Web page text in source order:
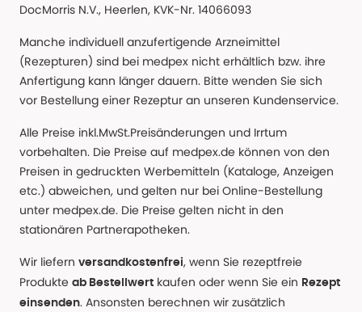
DocMorris N.V., Heerlen, KVK-Nr. 14066093
Manche individuell anzufertigende Arzneimittel
(Rezepturen) sind bei medpex nicht erhältlich bzw. ihre
Anfertigung kann länger dauern. Bitte wenden Sie sich
vor Bestellung einer Rezeptur an unseren Kundenservice.
Alle Preise inkl.MwSt.Preisänderungen und Irrtum
vorbehalten. Die Preise auf medpex.de können von den
Preisen in gedruckten Werbemitteln (Kataloge, Anzeigen
etc.) abweichen, und gelten nur bei Online-Bestellung
unter medpex.de. Die Preise gelten nicht in den
stationären Partnerapotheken.
Wir liefern versandkostenfrei, wenn Sie rezeptfreie
Produkte ab Bestellwert kaufen oder wenn Sie ein Rezept
einsenden. Ansonsten berechnen wir zusätzlich